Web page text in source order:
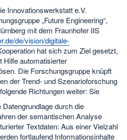
Innovationswerkstatt e.V.
„Future Engineering“,
mit dem Fraunhofer IIS
de/vision/digitale-
hat sich zum Ziel gesetzt,
Hilfe automatisierter
Die Forschungsgruppe knüpft
der Trend- und Szenarioforschung
Richtungen weiter: Sie
durch die
der semantischen Analyse
Textdaten: Aus einer Vielzahl
fortlaufend Informationsinhalte